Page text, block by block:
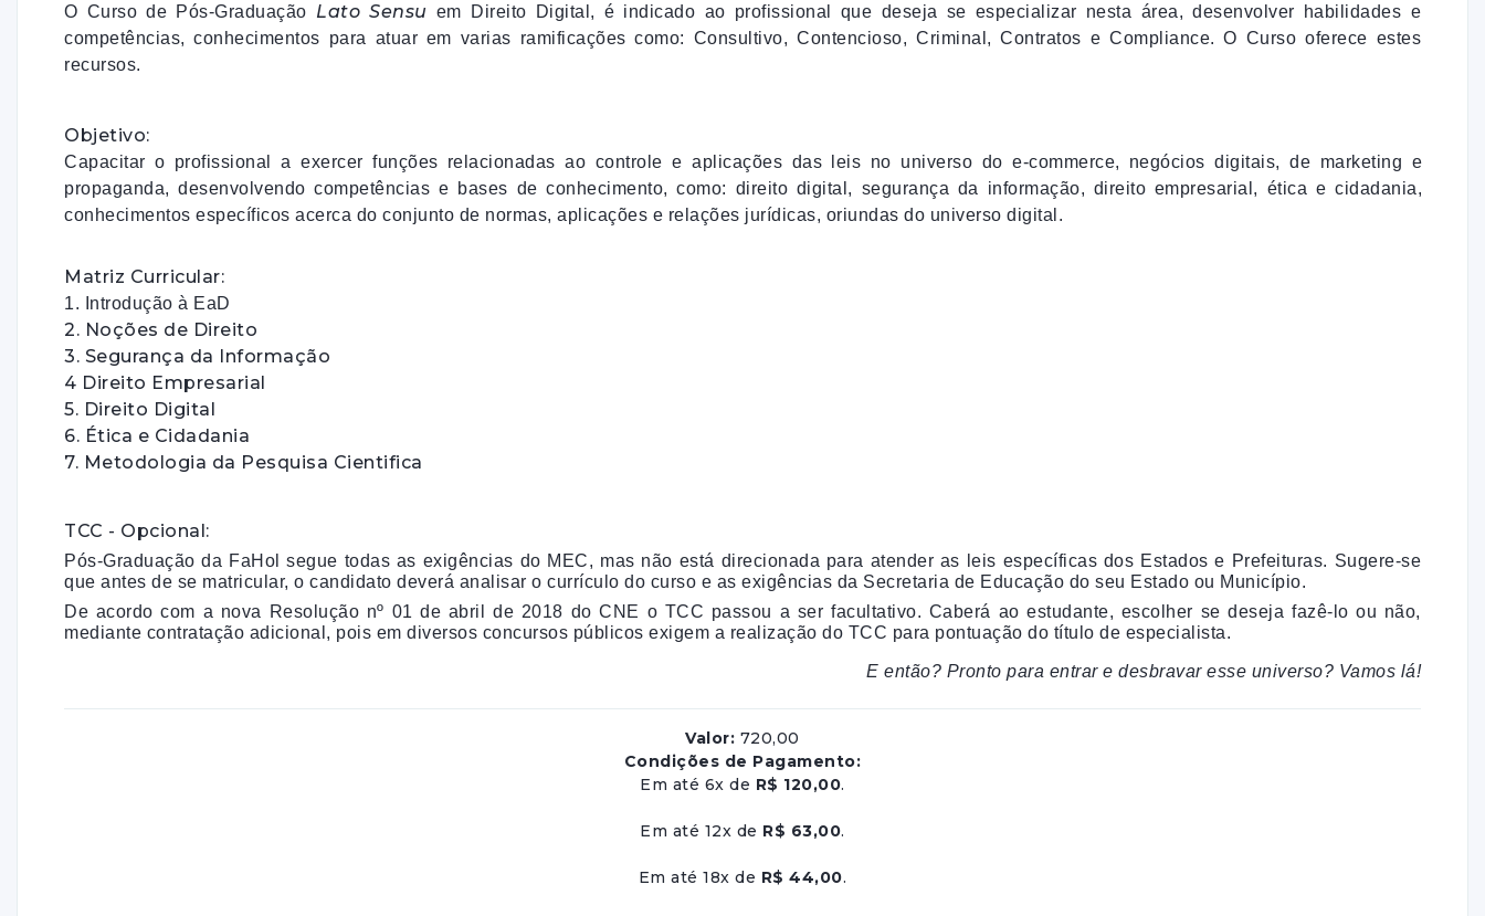
O Curso de Pós-Graduação Lato Sensu em Direito Digital, é indicado ao profissional que deseja se especializar nesta área, desenvolver habilidades e
competências, conhecimentos para atuar em varias ramificações como: Consultivo, Contencioso, Criminal, Contratos e Compliance. O Curso oferece estes
recursos.
Objetivo:
Capacitar o profissional a exercer funções relacionadas ao controle e aplicações das leis no universo do e-commerce, negócios digitais, de marketing e
propaganda, desenvolvendo competências e bases de conhecimento, como: direito digital, segurança da informação, direito empresarial, ética e cidadania,
conhecimentos específicos acerca do conjunto de normas, aplicações e relações jurídicas, oriundas do universo digital.
Matriz Curricular:
1. Introdução à EaD
2. Noções de Direito
3. Segurança da Informação
4 Direito Empresarial
5. Direito Digital
6. Ética e Cidadania
7. Metodologia da Pesquisa Cientifica
TCC - Opcional:
Pós-Graduação da FaHol segue todas as exigências do MEC, mas não está direcionada para atender as leis específicas dos Estados e Prefeituras. Sugere-se
que antes de se matricular, o candidato deverá analisar o currículo do curso e as exigências da Secretaria de Educação do seu Estado ou Município.
De acordo com a nova Resolução nº 01 de abril de 2018 do CNE o TCC passou a ser facultativo. Caberá ao estudante, escolher se deseja fazê-lo ou não,
mediante contratação adicional, pois em diversos concursos públicos exigem a realização do TCC para pontuação do título de especialista.
E então? Pronto para entrar e desbravar esse universo? Vamos lá!
Valor: 720,00
Condições de Pagamento:
Em até 6x de R$ 120,00.
Em até 12x de R$ 63,00.
Em até 18x de R$ 44,00.